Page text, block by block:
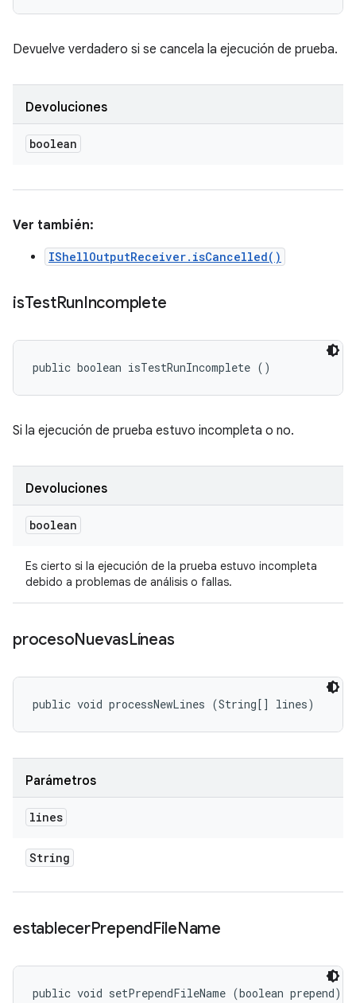
Devuelve verdadero si se cancela la ejecución de prueba.
Devoluciones
boolean
Ver también:
IShellOutputReceiver.isCancelled()
isTestRunIncomplete
public boolean isTestRunIncomplete ()
Si la ejecución de prueba estuvo incompleta o no.
Devoluciones
boolean
Es cierto si la ejecución de la prueba estuvo incompleta
debido a problemas de análisis o fallas.
procesoNuevasLíneas
public void processNewLines (String[] lines)
Parámetros
lines
String
establecerPrependFileName
public void setPrependFileName (boolean prepend)